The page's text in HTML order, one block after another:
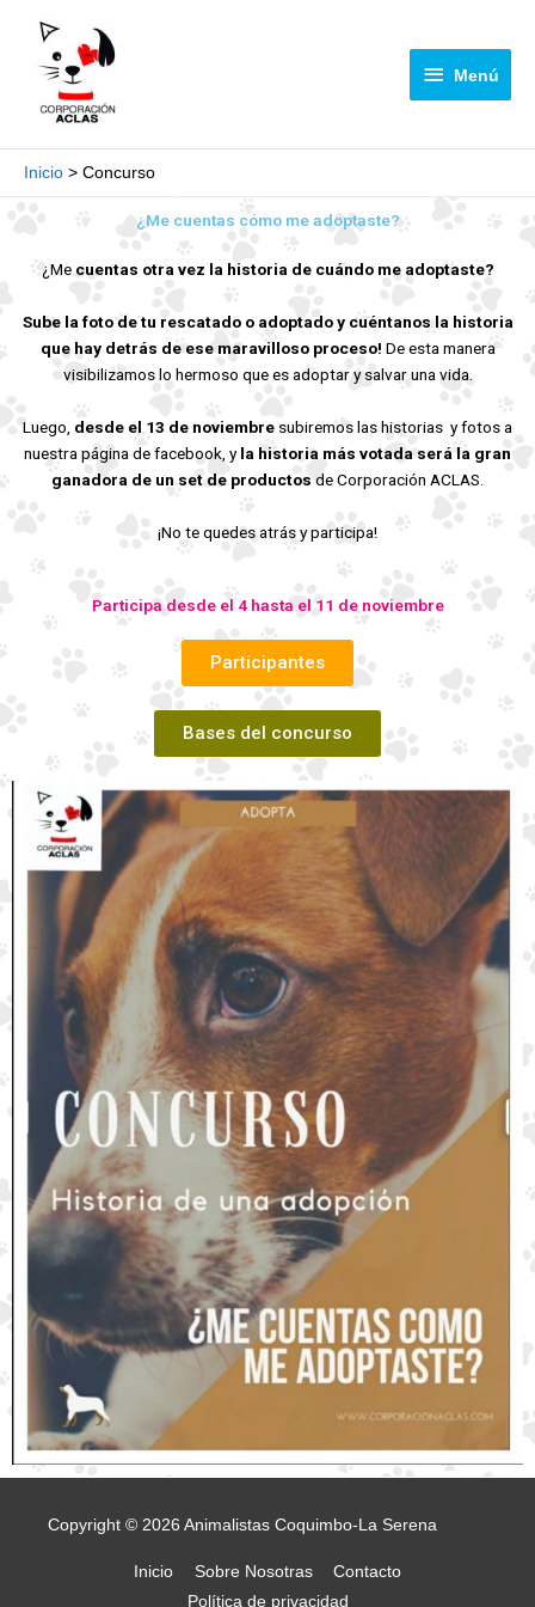
contenido
Menú
Inicio Concurso
¿Me cuentas cómo me adoptaste?
¿Mecuentas otra vez la historia de cuándo me adoptaste?
Sube la foto de tu rescatado o adoptado y cuéntanos la historia
que hay detrás de ese maravilloso proceso! De esta manera
visibilizamos lo hermoso que es adoptar y salvar una vida.
Luego, desde el 13 de noviembre subiremos las historias y fotos a
nuestra página de facebook, yla historia más votada será la gran
ganadora de un set de productos de Corporación ACLAS.
¡No te quedes atrás y participa!
Participa desde el 4 hasta el 11 de noviembre
Participantes
Bases del concurso
Copyright © 2026 Animalistas Coquimbo-La Serena
Inicio Sobre Nosotras
Contacto
Política de privacidad